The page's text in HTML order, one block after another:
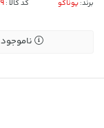
برند:یوناکو کد کالا :
ناموجود